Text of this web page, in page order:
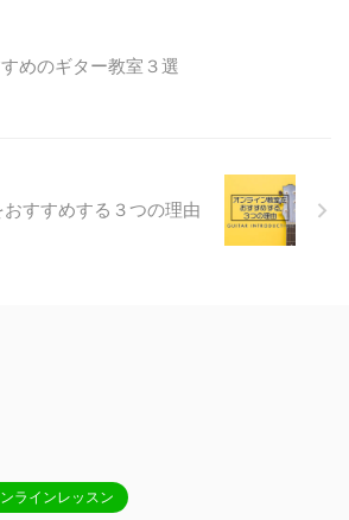
めのギター教室３選
すすめする３つの理由
ラインレッスン